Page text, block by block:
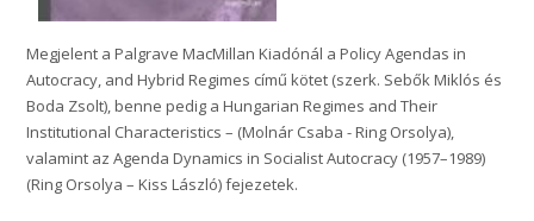
Megjelent a Palgrave MacMillan Kiadónál a Policy Agendas in
Autocracy, and Hybrid Regimes című kötet (szerk. Sebők Miklós és
Boda Zsolt), benne pedig a Hungarian Regimes and Their
Institutional Characteristics – (Molnár Csaba - Ring Orsolya),
valamint az Agenda Dynamics in Socialist Autocracy (1957–1989)
(Ring Orsolya – Kiss László) fejezetek.